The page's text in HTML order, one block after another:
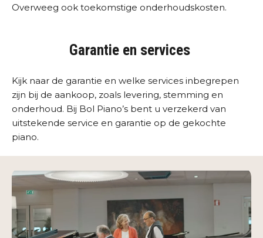
Overweeg ook toekomstige onderhoudskosten.
Garantie en services
Kijk naar de garantie en welke services inbegrepen
zijn bij de aankoop, zoals levering, stemming en
onderhoud. Bij Bol Piano’s bent u verzekerd van
uitstekende service en garantie op de gekochte
piano.